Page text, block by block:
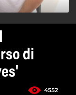
di
4552